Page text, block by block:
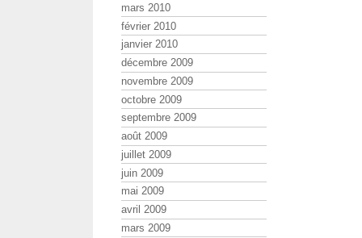
mars 2010
février 2010
janvier 2010
décembre 2009
novembre 2009
octobre 2009
septembre 2009
août 2009
juillet 2009
juin 2009
mai 2009
avril 2009
mars 2009